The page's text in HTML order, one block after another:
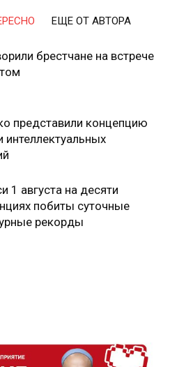
ЕЩЕ ОТ АВТОРА
брестчане на встрече
представили концепцию
1 августа на десяти
побиты суточные
рекорды